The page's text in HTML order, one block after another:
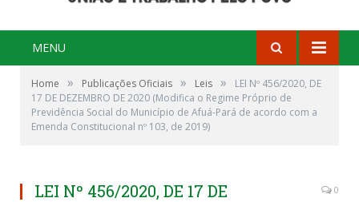
MENU
Home » Publicações Oficiais » Leis »
LEI Nº 456/2020, DE
17 DE DEZEMBRO DE 2020 (Modifica o Regime Próprio de
Previdência Social do Município de Afuá-Pará de acordo com a
Emenda Constitucional nº 103, de 2019)
LEI Nº 456/2020, DE 17 DE
0